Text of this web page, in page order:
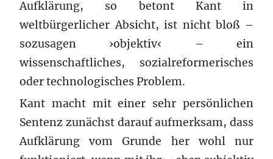
Aufklärung, so betont Kant in
weltbürgerlicher Absicht, ist nicht bloß –
sozusagen ›objektiv‹ – ein
wissenschaftliches, sozialreformerisches
oder technologisches Problem.
Kant macht mit einer sehr persönlichen
Sentenz zunächst darauf aufmerksam, dass
Aufklärung vom Grunde her wohl nur